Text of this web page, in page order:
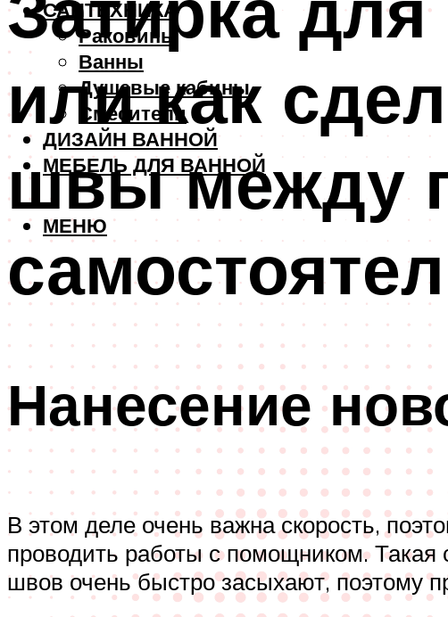
САНТЕХНИКА
Раковины
Ванны
Душевые кабины
Смесители
ДИЗАЙН ВАННОЙ
МЕБЕЛЬ ДЛЯ ВАННОЙ
МЕНЮ
или как
швы между
Нанесение
В этом деле очень важна скорость,
проводить работы с помощником.
швов очень быстро засыхают, поэтому